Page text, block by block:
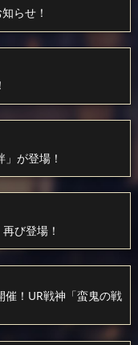
らせ！
が登場！
び登場！
！UR戦神「蛮鬼の戦